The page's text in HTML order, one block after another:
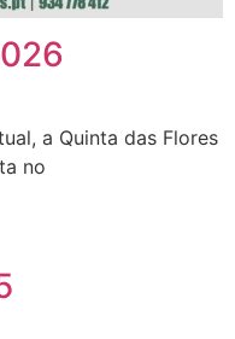
a Quinta das Flores
no